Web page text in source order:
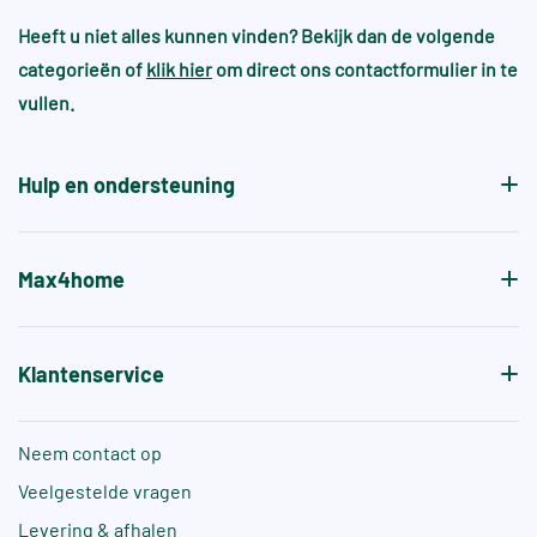
wel en heeft dit juist de sfeer en gewenste
patroon.
omgevingen
Voor zwembaden en wellnessruimtes gelden vaak
aanvullende normen, zoals +A of +B, die specifiek
Heeft u niet alles kunnen vinden? Bekijk dan de volgende
categorieën of klik hier om direct ons contactformulier in te
vullen.
Hulp en ondersteuning
Max4home
Klantenservice
Neem contact op
Veelgestelde vragen
Levering & afhalen